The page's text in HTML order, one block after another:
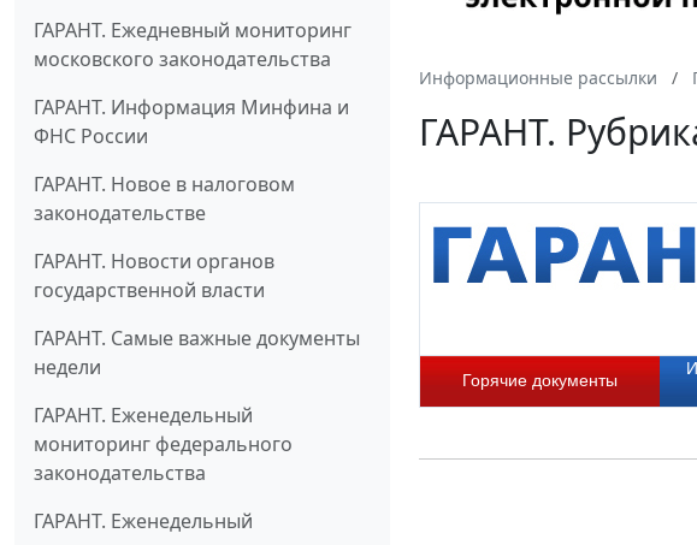
ГАРАНТ. Ежедневный мониторинг
московского законодательства
ГАРАНТ. Информация Минфина и
ФНС России
ГАРАНТ. Новое в налоговом
законодательстве
ГАРАНТ. Новости органов
государственной власти
ГАРАНТ. Самые важные документы
недели
ГАРАНТ. Еженедельный
мониторинг федерального
законодательства
ГАРАНТ. Еженедельный
Информационные рассылки
ГАРАНТ.
Горячие документы